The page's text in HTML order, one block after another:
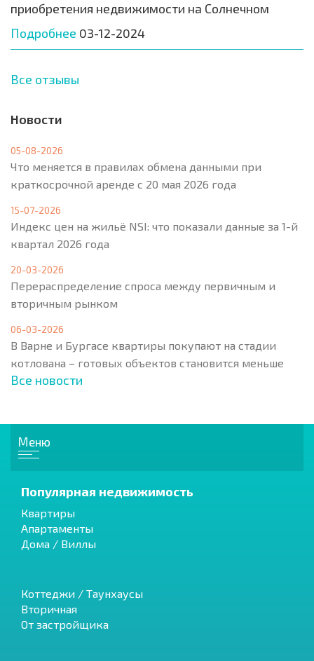
приобретения недвижимости на Солнечном
Подробнее 03-12-2024
Все отзывы
Новости
05-08-2026
Что меняется в правилах обмена данными при
краткосрочной аренде с 20 мая 2026 года
15-07-2026
Индекс цен на жильё NSI: что показали данные за 1-й
квартал 2026 года
20-03-2026
Перераспределение спроса между первичным и
вторичным рынком
06-03-2026
В Варне и Бургасе квартиры покупают на стадии
котлована – готовых объектов становится меньше
Все новости
Меню
Популярная недвижимость
Квартиры
Апартаменты
Дома / Виллы
Коттеджи / Таунхаусы
Вторичная
От застройщика